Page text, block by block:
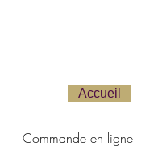
Accueil
Commande en ligne